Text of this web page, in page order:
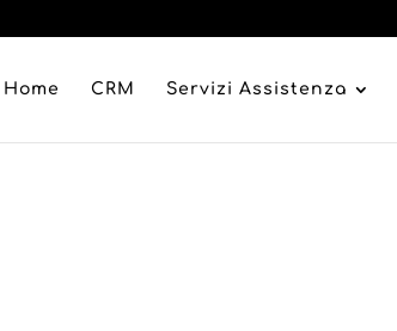
Home CRM Servizi Assistenza